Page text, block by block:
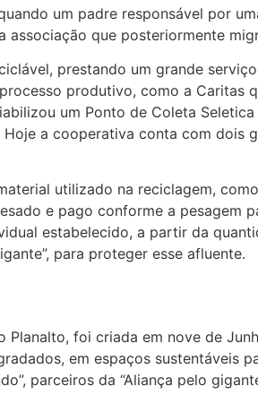
um padre responsável por
que posteriormente
prestando um grande
produtivo, como a Caritas
um Ponto de Coleta
a cooperativa conta com dois
utilizado na reciclagem,
e pago conforme a pesagem
estabelecido, a partir da
para proteger esse afluente.
Planalto, foi criada em nove de
em espaços sustentáveis
parceiros da “Aliança pelo